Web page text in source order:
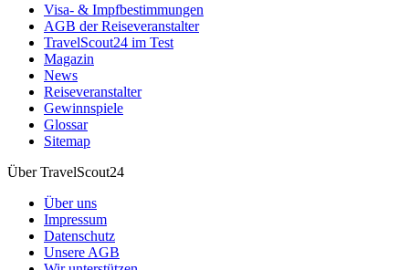
Visa- & Impfbestimmungen
AGB der Reiseveranstalter
TravelScout24 im Test
Magazin
News
Reiseveranstalter
Gewinnspiele
Glossar
Sitemap
Über TravelScout24
Über uns
Impressum
Datenschutz
Unsere AGB